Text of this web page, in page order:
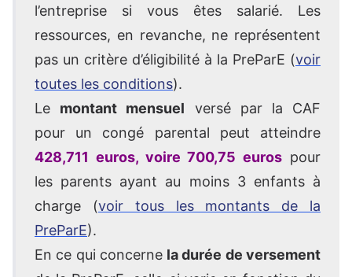
l’entreprise si vous êtes salarié. Les
ressources, en revanche, ne représentent
pas un critère d’éligibilité à la PreParE (voir
toutes les conditions).
Le montant mensuel versé par la CAF
pour un congé parental peut atteindre
428,711 euros, voire 700,75 euros pour
les parents ayant au moins 3 enfants à
charge (voir tous les montants de la
PreParE).
En ce qui concerne la durée de versement